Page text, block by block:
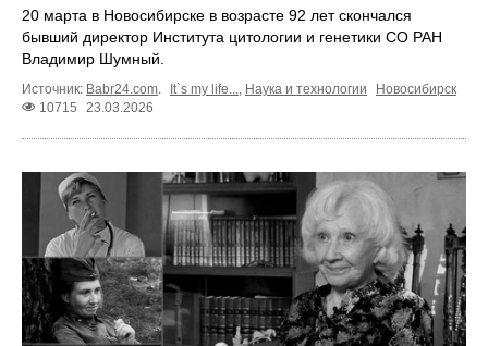
20 марта в Новосибирске в возрасте 92 лет скончался
бывший директор Института цитологии и генетики СО РАН
Владимир Шумный.
Источник: Babr24.com. It`s my life..., Наука и технологии
Новосибирск
10715
23.03.2026